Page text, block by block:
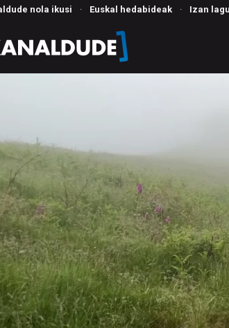
nola ikusi · Euskal hedabideak · Izan